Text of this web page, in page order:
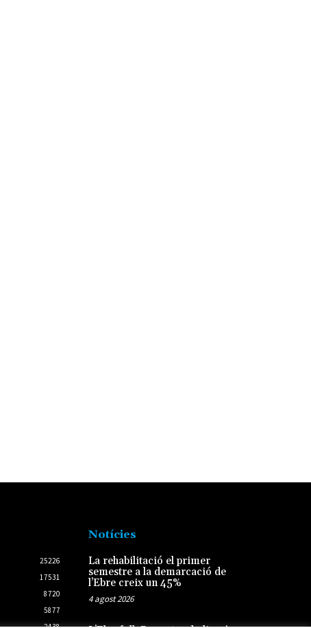
25226
17531
8720
5877
Notícies
La rehabilitació el primer
semestre a la demarcació de
l’Ebre creix un 45%
4 agost 2026